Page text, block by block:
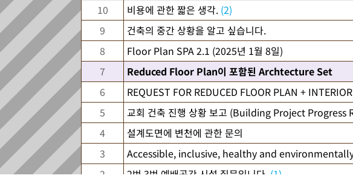
10
비용에 관한 짧은 생각. (2)
9
건축의 중간 상황을 알고 싶습니다.
8
Floor Plan SPA 2.1 (2025년 1월 8일)
7
Reduced Floor Plan이 포함된 Archtecture Set
6
REQUEST FOR REDUCED FLOOR PLAN +
5
교회 건축 진행 상황 보고 (Building Project Progress
4
설계도면에 변천에 관한 문의
3
Accessible, inclusive, healthy and
2
2번 3번 예배공간 시설 질문입니다. (1)